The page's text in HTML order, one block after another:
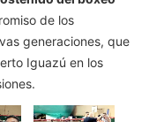
de los
generaciones, que
Iguazú en los